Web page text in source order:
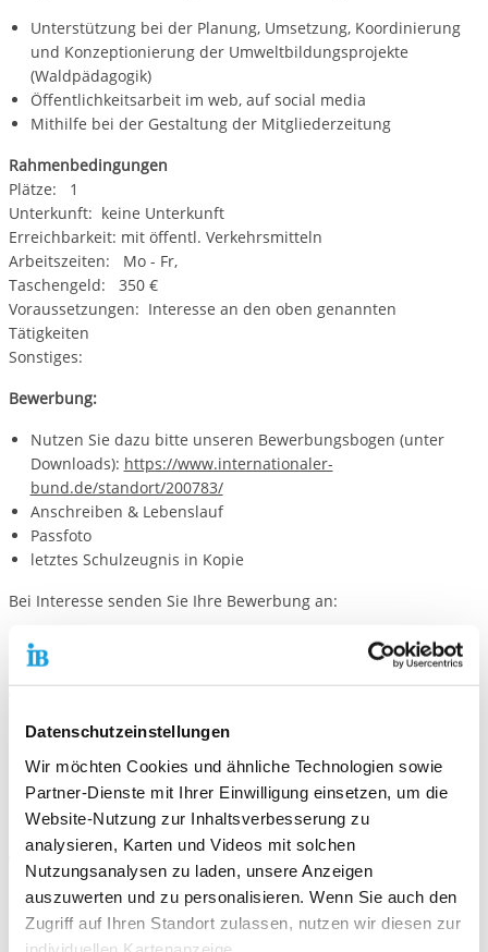
Datenschutzeinstellungen
Wir möchten Cookies und ähnliche Technologien sowie
Partner-Dienste mit Ihrer Einwilligung einsetzen, um die
Website-Nutzung zur Inhaltsverbesserung zu
analysieren, Karten und Videos mit solchen
Nutzungsanalysen zu laden, unsere Anzeigen
auszuwerten und zu personalisieren. Wenn Sie auch den
Zugriff auf Ihren Standort zulassen, nutzen wir diesen zur
Unterstützung bei der Planung, Umsetzung, Koordinierung
und Konzeptionierung der Umweltbildungsprojekte
(Waldpädagogik)
Öffentlichkeitsarbeit im web, auf social media
Mithilfe bei der Gestaltung der Mitgliederzeitung
Rahmenbedingungen
Plätze: 1
Unterkunft: keine Unterkunft
Erreichbarkeit: mit öffentl. Verkehrsmitteln
Arbeitszeiten: Mo - Fr,
Taschengeld: 350 €
Voraussetzungen: Interesse an den oben genannten
Tätigkeiten
Sonstiges:
Bewerbung:
Nutzen Sie dazu bitte unseren Bewerbungsbogen (unter
Downloads): https://www.internationaler-
bund.de/standort/200783/
Anschreiben & Lebenslauf
Passfoto
letztes Schulzeugnis in Kopie
Bei Interesse senden Sie Ihre Bewerbung an:
Internationaler Bund (IB)
FÖJ
Am Herrenberge 3
Oder per E-Mail an:
freiwilligendienste-jena@ib.de
Bei Fragen zu dieser FÖJ-Stelle wenden Sie sich bitte unter der
Nummer 03641 687-105 an uns.
Wir freuen uns auf Ihre Bewerbung!
Standort Jena:
IB Freiwilligendienste Standort Jena, FÖJ